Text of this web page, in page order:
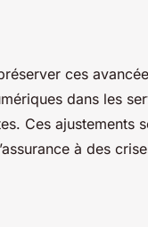
ces
dans les
Ces ajustements
à des